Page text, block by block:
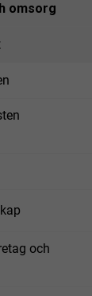
omsorg
och